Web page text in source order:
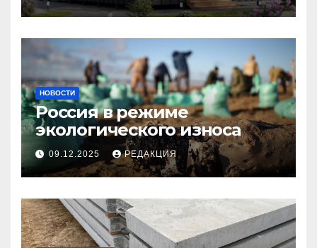
НОВОСТИ
Россия в режиме
экологического износа
09.12.2025 РЕДАКЦИЯ